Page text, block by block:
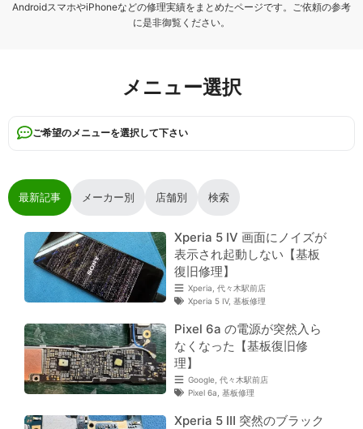
AndroidスマホやiPhoneなどの修理実績をまとめたページです。ご依頼の参考
に是非御覧ください。
メニュー選択
ご希望のメニューを選択して下さい
最新記事 メーカー別 店舗別 検索
Xperia 代々木駅前店
Xperia 5 Ⅳ, 基板修理
Xperia 5 Ⅳ 画面にノイズが
表示され起動しない【基板
復旧修理】
Google, 代々木駅前店
Pixel 6a 基板修理
Pixel 6a の電源が突然入ら
なくなった【基板復旧修
理】
Xperia 5 Ⅲ 突然のブラック